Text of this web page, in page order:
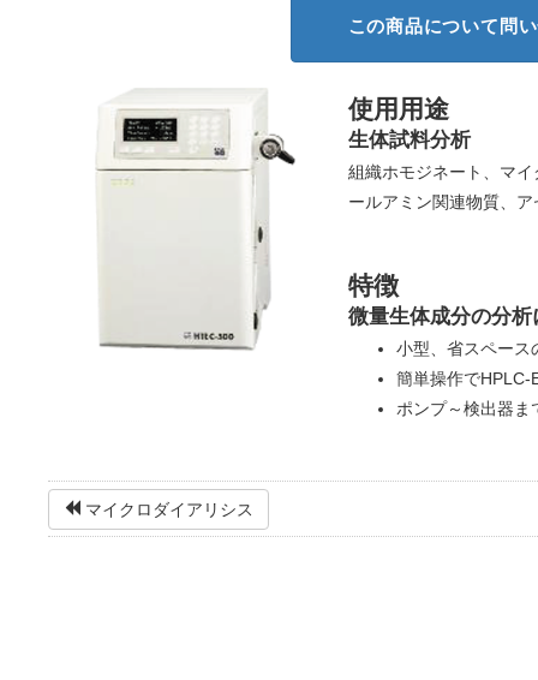
この商品について問
使用用途
生体試料分析
組織ホモジネート、マ
ールアミン関連物質、
特徴
微量生体成分の分
小型、省スペース
簡単操作でHPLC-
ポンプ～検出器ま
マイクロダイアリシス